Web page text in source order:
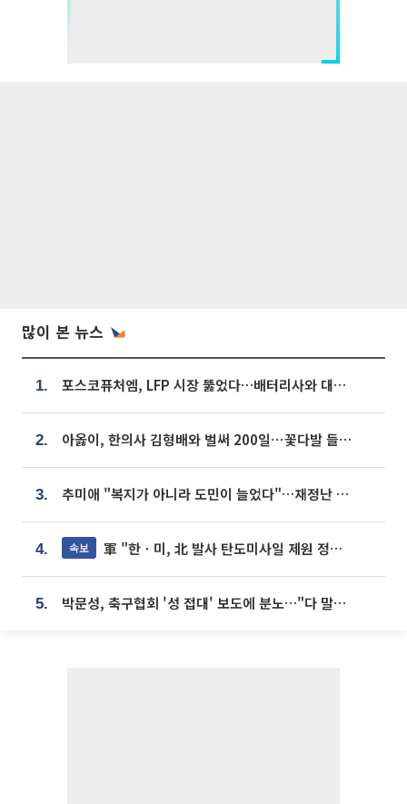
많이 본 뉴스
1. 포스코퓨처엠, LFP 시장 뚫었다…배터리사와 대규모 장기 공급 합의
2. 아옳이, 한의사 김형배와 벌써 200일⋯꽃다발 들고 "프러포즈 아냐"
3. 추미애 "복지가 아니라 도민이 늘었다"…재정난 책임론 정면돌파
4. 속보 軍 "한ㆍ미, 北 발사 탄도미사일 제원 정밀분석 중"
5. 박문성, 축구협회 '성 접대' 보도에 분노…"다 말아먹으려고 작정했나"